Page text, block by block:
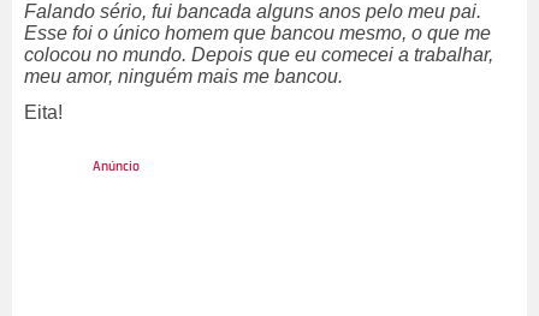
Falando sério, fui bancada alguns anos pelo meu pai.
Esse foi o único homem que bancou mesmo, o que me
colocou no mundo. Depois que eu comecei a trabalhar,
meu amor, ninguém mais me bancou.
Eita!